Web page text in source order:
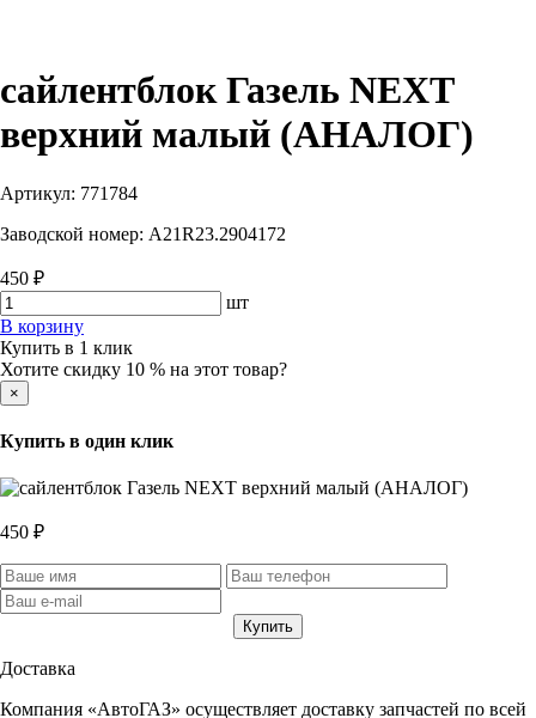
сайлентблок Газель NEXT
верхний малый (АНАЛОГ)
Артикул: 771784
Заводской номер: A21R23.2904172
450 ₽
шт
В корзину
Купить в 1 клик
Хотите скидку 10 % на этот товар?
×
Купить в один клик
450 ₽
Доставка
Компания «АвтоГАЗ» осуществляет доставку запчастей по всей